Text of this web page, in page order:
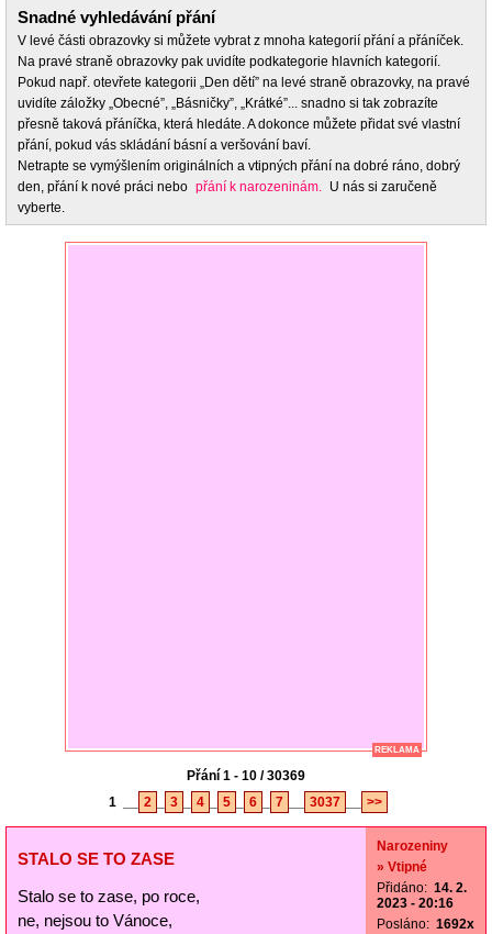
Snadné vyhledávání přání
V levé části obrazovky si můžete vybrat z mnoha kategorií přání a přáníček.
Na pravé straně obrazovky pak uvidíte podkategorie hlavních kategorií.
Pokud např. otevřete kategorii „Den dětí” na levé straně obrazovky, na pravé
uvidíte záložky „Obecné”, „Básničky”, „Krátké”... snadno si tak zobrazíte
přesně taková přáníčka, která hledáte. A dokonce můžete přidat své vlastní
přání, pokud vás skládání básní a veršování baví.
Netrapte se vymýšlením originálních a vtipných přání na dobré ráno, dobrý
den, přání k nové práci nebo přání k narozeninám. U nás si zaručeně
vyberte.
REKLAMA
Přání 1 - 10 / 30369
1
2 3 4 5 6 7 3037 >>
STALO SE TO ZASE
Stalo se to zase, po roce,
ne, nejsou to Vánoce,
Narozeniny
» Vtipné
Přidáno: 14. 2.
2023 - 20:16
Posláno: 1692x